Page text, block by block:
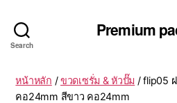
Search
Premium
หน้าหลัก /ขวดเซรั่ม & หัวปั๊ม / flip05
คอ24mm สีขาว คอ24mm